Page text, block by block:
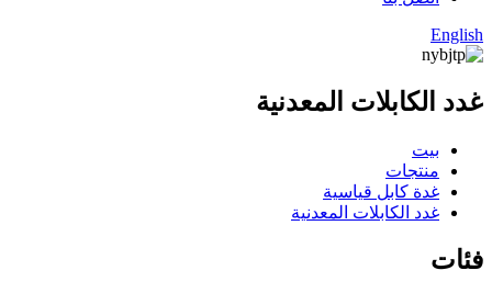
English
غدد الكابلات المعدنية
بيت
منتجات
غدة كابل قياسية
غدد الكابلات المعدنية
فئات